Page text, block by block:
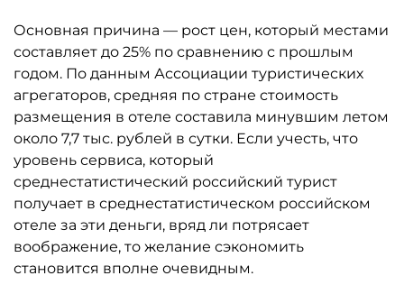
Основная причина — рост цен, который местами
составляет до 25% по сравнению с прошлым
годом. По данным Ассоциации туристических
агрегаторов, средняя по стране стоимость
размещения в отеле составила минувшим летом
около 7,7 тыс. рублей в сутки. Если учесть, что
уровень сервиса, который
среднестатистический российский турист
получает в среднестатистическом российском
отеле за эти деньги, вряд ли потрясает
воображение, то желание сэкономить
становится вполне очевидным.